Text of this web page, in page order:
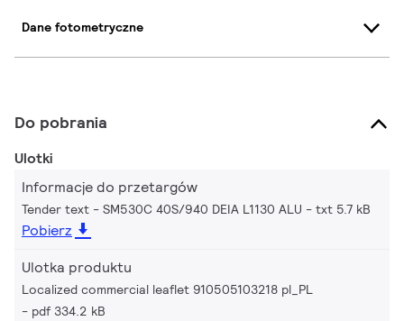
Dane fotometryczne
Do pobrania
Ulotki
Informacje do przetargów
Tender text - SM530C 40S/940 DEIA L1130 ALU txt 5.7 kB
Pobierz
Ulotka produktu
Localized commercial leaflet 910505103218 pl_PL
pdf 334.2 kB